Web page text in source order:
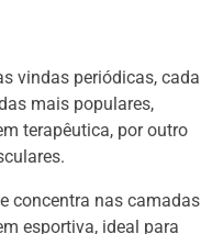
vindas periódicas, cada
mais populares,
terapêutica, por outro
concentra nas camadas
esportiva, ideal para